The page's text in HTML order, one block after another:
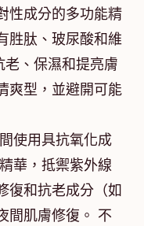
性成分的多功能精
胜肽、玻尿酸和維
、保濕和提亮膚
爽型，並避開可能
使用具抗氧化成
華，抵禦紫外線
復和抗老成分（如
間肌膚修復。 不